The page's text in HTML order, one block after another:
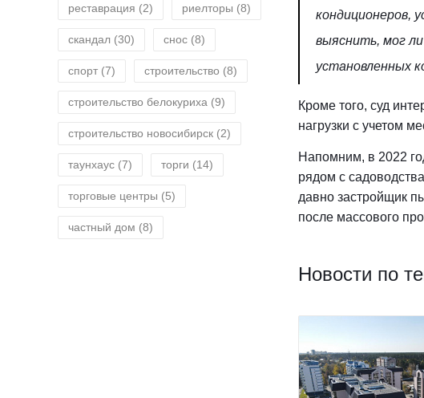
кондиционеров,
выяснить, мог
установленных
Кроме того, суд
нагрузки с учетом
Напомним, в 2022
рядом с
давно застройщик
после массового
Новости по
реставрация (2) риелторы (8)
скандал (30) снос (8)
спорт (7) строительство (8)
строительство белокуриха (9)
строительство новосибирск (2)
таунхаус (7) торги (14)
торговые центры (5)
частный дом (8)